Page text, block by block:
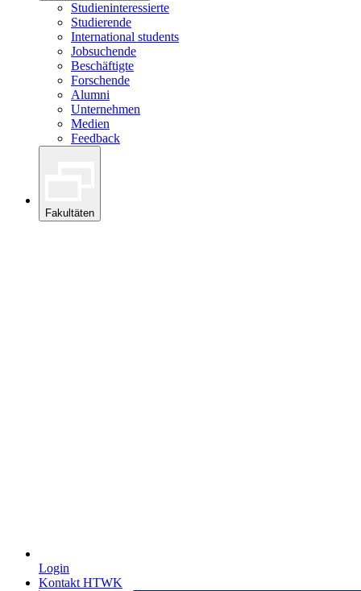
Studieninteressierte
Studierende
International students
Jobsuchende
Beschäftigte
Forschende
Alumni
Unternehmen
Medien
Feedback
Fakultäten
Login
Kontakt HTWK